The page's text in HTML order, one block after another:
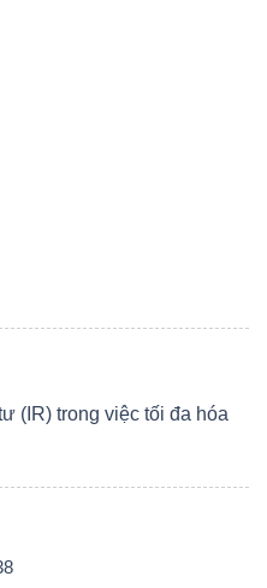
(IR) trong việc tối đa hóa